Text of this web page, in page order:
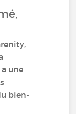
une
bien-